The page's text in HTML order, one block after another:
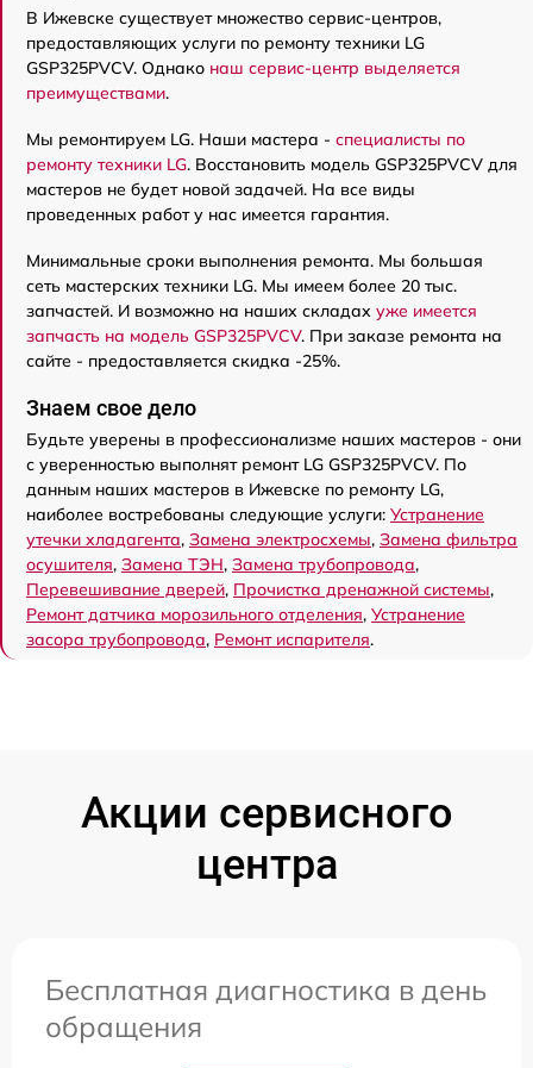
В Ижевске существует множество сервис-центров,
предоставляющих услуги по ремонту техники LG
GSP325PVCV. Однако наш сервис-центр выделяется
преимуществами.
Мы ремонтируем LG. Наши мастера - специалисты по
ремонту техники LG. Восстановить модель GSP325PVCV для
мастеров не будет новой задачей. На все виды
проведенных работ у нас имеется гарантия.
Минимальные сроки выполнения ремонта. Мы большая
сеть мастерских техники LG. Мы имеем более 20 тыс.
запчастей. И возможно на наших складах уже имеется
запчасть на модель GSP325PVCV. При заказе ремонта на
сайте - предоставляется скидка -25%.
Знаем свое дело
Будьте уверены в профессионализме наших мастеров - они
с уверенностью выполнят ремонт LG GSP325PVCV. По
данным наших мастеров в Ижевске по ремонту LG,
наиболее востребованы следующие услуги: Устранение
утечки хладагента, Замена электросхемы, Замена фильтра
осушителя, Замена ТЭН, Замена трубопровода,
Перевешивание дверей, Прочистка дренажной системы,
Ремонт датчика морозильного отделения, Устранение
засора трубопровода, Ремонт испарителя.
Акции сервисного
центра
Бесплатная диагностика в день
обращения